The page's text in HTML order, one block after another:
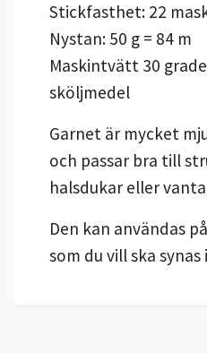
Stickfasthet: 22
Nystan: 50 g = 84 m
Maskintvätt 30
sköljmedel
Garnet är mycket
och passar bra till
halsdukar eller
Den kan användas
som du vill ska synas